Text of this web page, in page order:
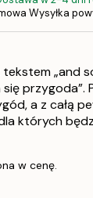
Wysyłka
tekstem „and
przygoda”.
a z całą
których
w cenę.